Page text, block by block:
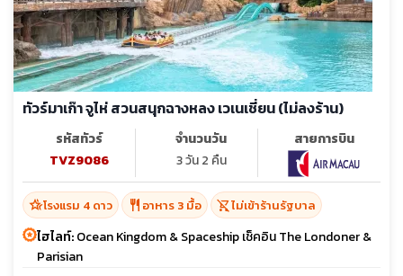
ทัวร์มาเก๊า จูไห่ สวนสนุกฉางหลง เวเนเชี่ยน (ไม่ลงร้าน)
รหัสทัวร์
TVZ9086
จำนวนวัน
3 วัน 2 คืน
สายการบิน
hotel_classโรงแรม 4 ดาว restaurant อาหาร 3 มื้อ shopping_cart_offไม่เข้าร้านรัฐบาล
ไฮไลท์:Ocean Kingdom & Spaceship เช็คอิน The Londoner &
Parisian